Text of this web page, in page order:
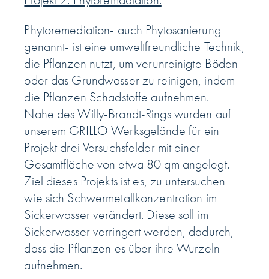
Phytoremediation- auch Phytosanierung
genannt- ist eine umweltfreundliche Technik,
die Pflanzen nutzt, um verunreinigte Böden
oder das Grundwasser zu reinigen, indem
die Pflanzen Schadstoffe aufnehmen.
Nahe des Willy-Brandt-Rings wurden auf
unserem GRILLO Werksgelände für ein
Projekt drei Versuchsfelder mit einer
Gesamtfläche von etwa 80 qm angelegt.
Ziel dieses Projekts ist es, zu untersuchen
wie sich Schwermetallkonzentration im
Sickerwasser verändert. Diese soll im
Sickerwasser verringert werden, dadurch,
dass die Pflanzen es über ihre Wurzeln
aufnehmen.